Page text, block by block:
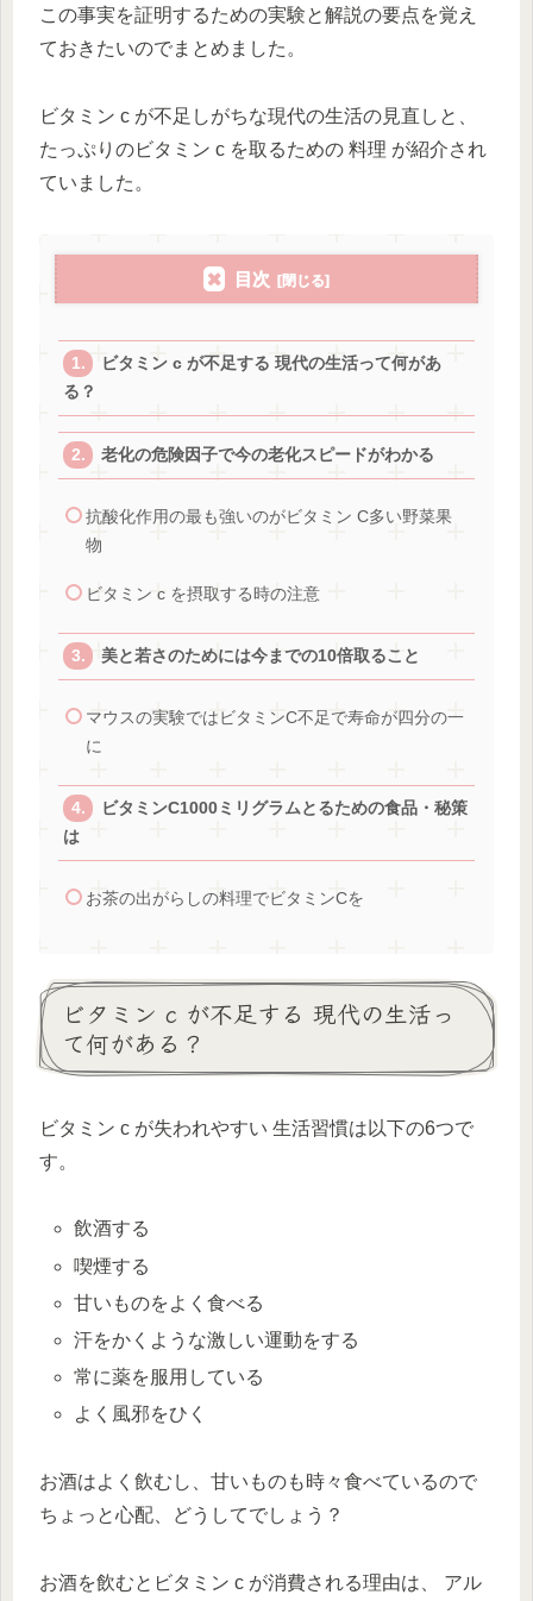
この事実を証明するための実験と解説の要点を覚え
ておきたいのでまとめました。
ビタミン c が不足しがちな現代の生活の見直しと、
たっぷりのビタミン c を取るための 料理 が紹介され
ていました。
目次
ビタミン c が不足する 現代の生活って何があ
る？
老化の危険因子で今の老化スピードがわかる
抗酸化作用の最も強いのがビタミン C多い野菜果
物
ビタミン c を摂取する時の注意
美と若さのためには今までの10倍取ること
マウスの実験ではビタミンC不足で寿命が四分の一
に
ビタミンC1000ミリグラムとるための食品・秘策
は
お茶の出がらしの料理でビタミンCを
ビタミン c が不足する 現代の生活っ
て何がある？
ビタミン c が失われやすい 生活習慣は以下の6つで
す。
飲酒する
喫煙する
甘いものをよく食べる
汗をかくような激しい運動をする
常に薬を服用している
よく風邪をひく
お酒はよく飲むし、甘いものも時々食べているので
ちょっと心配、どうしてでしょう？
お酒を飲むとビタミン c が消費される理由は、 アル